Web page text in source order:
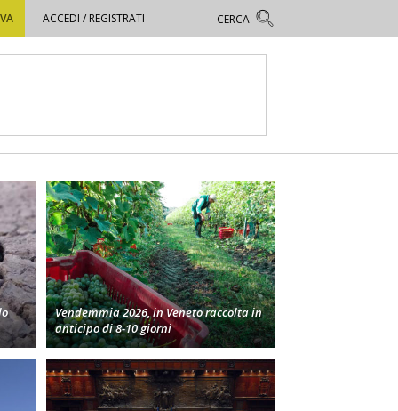
ACCEDI / REGISTRATI
Vendemmia 2026, in Veneto raccolta in
anticipo di 8-10 giorni